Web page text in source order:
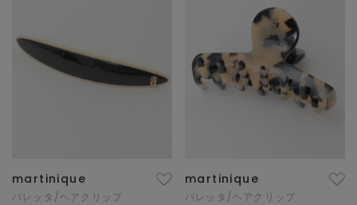
martinique
バレッタ/ヘアクリップ
martinique
バレッタ/ヘアクリップ